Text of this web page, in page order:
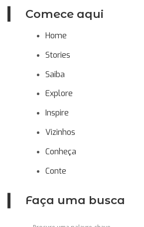
Comece aqui
Home
Stories
Saiba
Explore
Inspire
Vizinhos
Conheça
Conte
Faça uma busca